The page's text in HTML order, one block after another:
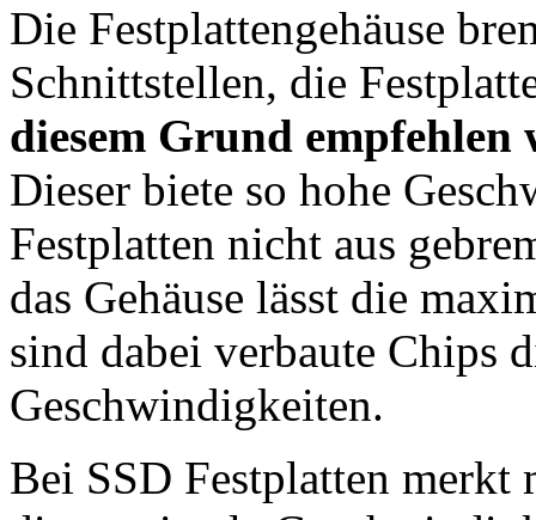
Die Festplattengehäuse
Schnittstellen, die
diesem Grund
Dieser biete so hohe
Festplatten nicht aus
das Gehäuse lässt die
sind dabei verbaute Chips
Geschwindigkeiten.
Bei SSD Festplatten merkt